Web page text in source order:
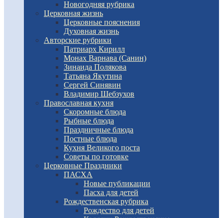
Новогодняя рубрика
Церковная жизнь
Церковные пояснения
Духовная жизнь
Авторские рубрики
Патриарх Кирилл
Монах Варнава (Санин)
Зинаида Полякова
Татьяна Якутина
Сергей Синявин
Владимир Шебзухов
Православная кухня
Скоромные блюда
Рыбные блюда
Праздничные блюда
Постные блюда
Кухня Великого поста
Советы по готовке
Церковные Праздники
ПАСХА
Новые публикации
Пасха для детей
Рождественская рубрика
Рождество для детей